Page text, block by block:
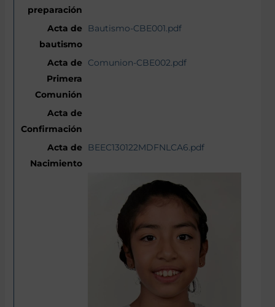
Bautismo-CBE001.pdf
Comunion-CBE002.pdf
BEEC130122MDFNLCA6.pdf